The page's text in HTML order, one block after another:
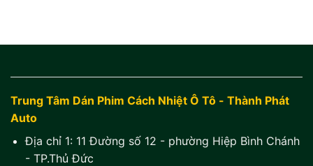
Trung Tâm Dán Phim Cách Nhiệt Ô Tô - Thành Phát
Auto
Địa chỉ 1: 11 Đường số 12 - phường Hiệp Bình Chánh
- TP.Thủ Đức